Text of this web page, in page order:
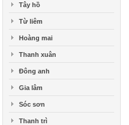
Tây hồ
Từ liêm
Hoàng mai
Thanh xuân
Đông anh
Gia lâm
Sóc sơn
Thanh trì